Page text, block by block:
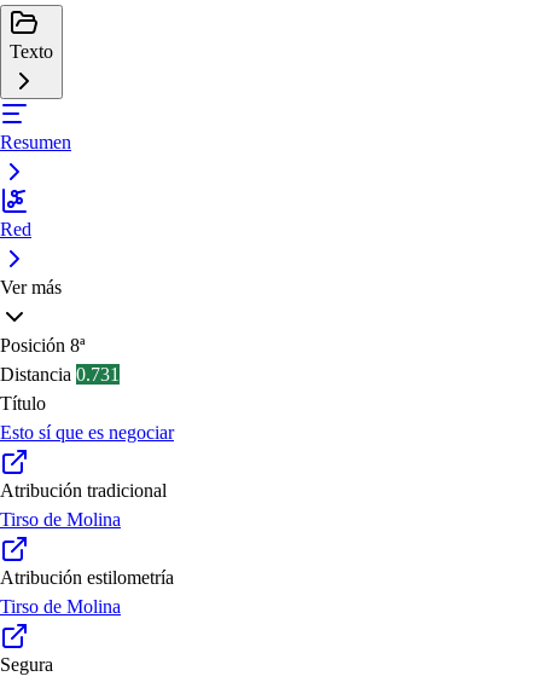
Texto
Resumen
Red
Ver más
Posición 8ª
Distancia 0.731
Título
Esto sí que es negociar
Atribución tradicional
Tirso de Molina
Atribución estilometría
Tirso de Molina
Segura